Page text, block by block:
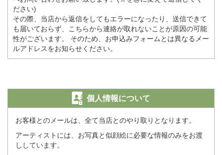
ださい)
その際、当店から返信をしてもエラーになったり、送信できて
も届いておらず、こちらから連絡が取れないことが原因の可能
性がございます。 そのため、お申込みフォームとは異なるメー
ルアドレスをお知らせください。
個人情報について
お客様とのメールは、全て当店とのやり取りとなります。
アーティストには、お写真と似顔絵に必要な情報のみをお渡
ししています。